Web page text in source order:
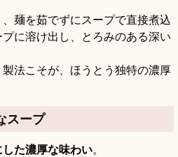
麺を茹でずにスープで直接煮込
に溶け出し、とろみのある深い
法こそが、ほうとう独特の濃厚
スープ
た濃厚な味わい。